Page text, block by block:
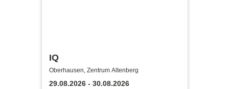
IQ
Oberhausen, Zentrum Altenberg
29.08.2026 - 30.08.2026